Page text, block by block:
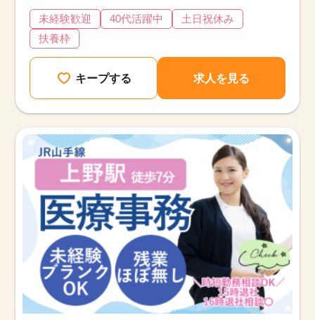
未経験歓迎 40代活躍中
土日祝休み
扶養枠
キープする 求人を見る